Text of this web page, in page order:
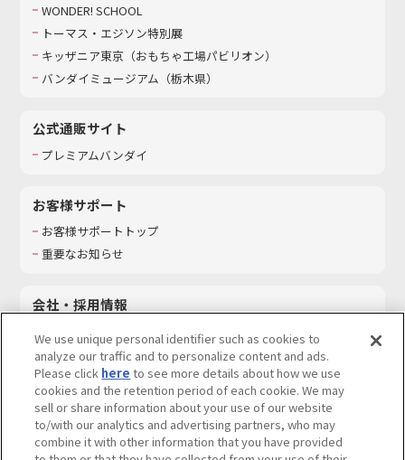
WONDER! SCHOOL
トーマス・エジソン特別展
キッザニア東京（おもちゃ工場パビリオン）​
バンダイミュージアム（栃木県）
公式通販サイト
プレミアムバンダイ
お客様サポート
お客様サポートトップ
重要なお知らせ
会社・採用情報
採用情報
サステナビリティ
お問い合わせ
We use unique personal identifier such as cookies to
analyze our traffic and to personalize content and ads.
Please click here to see more details about how we use
cookies and the retention period of each cookie. We may
sell or share information about your use of our website
to/with our analytics and advertising partners, who may
combine it with other information that you have provided